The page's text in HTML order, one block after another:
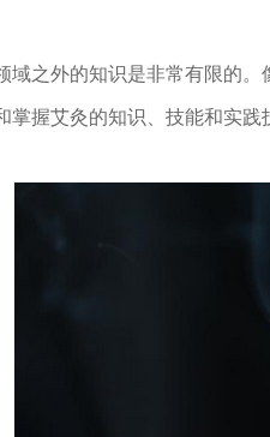
之外的知识是非常有限的
握艾灸的知识、技能和实践